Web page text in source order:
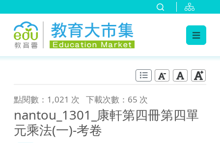
點閱數：1,021 次 下載次數：65 次
nantou_1301_康軒第四冊第四單
元乘法(一)-考卷